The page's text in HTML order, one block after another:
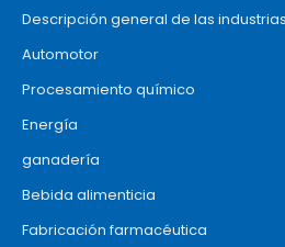
Descripción general de las industrias
Automotor
Procesamiento químico
Energía
ganadería
Bebida alimenticia
Fabricación farmacéutica